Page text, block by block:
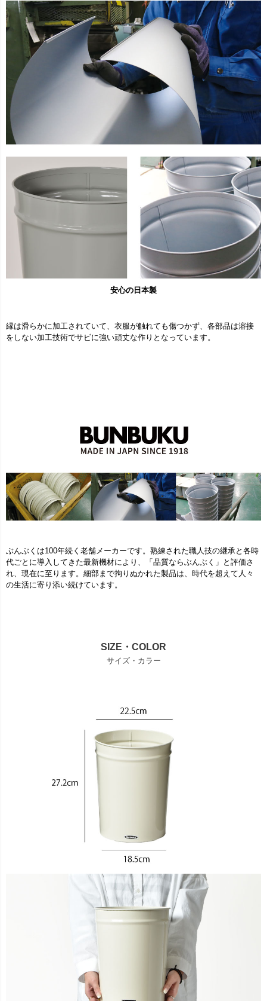
安心の日本製
縁は滑らかに加工されていて、衣服が触れても傷つかず、各部品は溶接
をしない加工技術でサビに強い頑丈な作りとなっています。
ぶんぶくは100年続く老舗メーカーです。熟練された職人技の継承と各時
代ごとに導入してきた最新機材により、「品質ならぶんぶく」と評価さ
れ、現在に至ります。細部まで拘りぬかれた製品は、時代を超えて人々
の生活に寄り添い続けています。
SIZE・COLOR
サイズ・カラー